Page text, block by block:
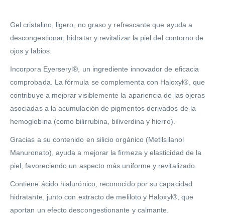
Gel cristalino, ligero, no graso y refrescante que ayuda a
descongestionar, hidratar y revitalizar la piel del contorno de
ojos y labios.
Incorpora Eyerseryl®, un ingrediente innovador de eficacia
comprobada. La fórmula se complementa con Haloxyl®, que
contribuye a mejorar visiblemente la apariencia de las ojeras
asociadas a la acumulación de pigmentos derivados de la
hemoglobina (como bilirrubina, biliverdina y hierro).
Gracias a su contenido en silicio orgánico (Metilsilanol
Manuronato), ayuda a mejorar la firmeza y elasticidad de la
piel, favoreciendo un aspecto más uniforme y revitalizado.
Contiene ácido hialurónico, reconocido por su capacidad
hidratante, junto con extracto de meliloto y Haloxyl®, que
aportan un efecto descongestionante y calmante.